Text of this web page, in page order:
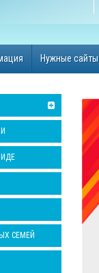
Нужные сайты
СЕМЕЙ